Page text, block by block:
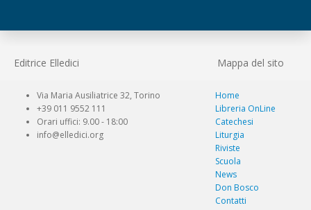
Editrice Elledici Mappa del sito
Via Maria Ausiliatrice 32, Torino
+39 011 9552 111
Orari uffici: 9.00 - 18:00
info@elledici.org
Home
Libreria OnLine
Catechesi
Liturgia
Riviste
Scuola
News
Don Bosco
Contatti